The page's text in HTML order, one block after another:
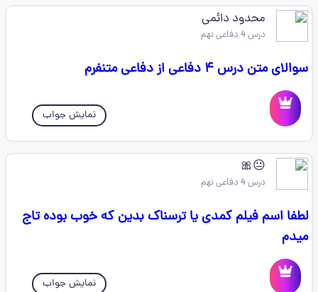
محدود دائمی
درس 4 دفاعی نهم
سوالای متن درس ۴ دفاعی از دفاعی متنفرم
نمایش جواب
😐🎀
درس 4 دفاعی نهم
لطفا اسم فیلم کمدی یا ترسناک بدین که خوب بوده تاج
میدم
نمایش جواب